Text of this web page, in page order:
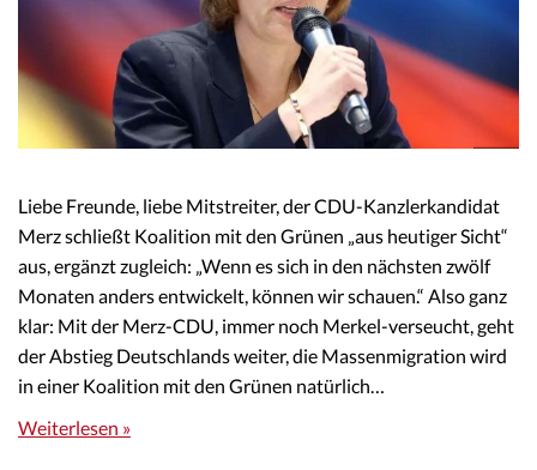
Liebe Freunde, liebe Mitstreiter, der CDU-Kanzlerkandidat
Merz schließt Koalition mit den Grünen „aus heutiger Sicht“
aus, ergänzt zugleich: „Wenn es sich in den nächsten zwölf
Monaten anders entwickelt, können wir schauen.“ Also ganz
klar: Mit der Merz-CDU, immer noch Merkel-verseucht, geht
der Abstieg Deutschlands weiter, die Massenmigration wird
in einer Koalition mit den Grünen natürlich…
Weiterlesen »